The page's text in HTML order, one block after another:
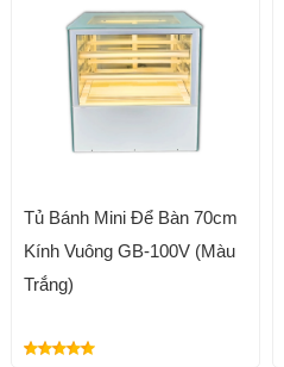
Tủ Bánh Mini Để Bàn 70cm
Kính Vuông GB-100V (Màu
Trắng)